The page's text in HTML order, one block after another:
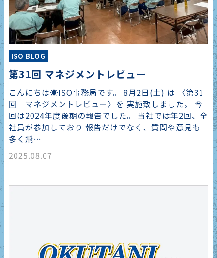
ISO BLOG
第31回 マネジメントレビュー
こんにちは☀️ISO事務局です。 8月2日(土) は 〈第31
回 マネジメントレビュー〉を 実施致しました。 今
回は2024年度後期の報告でした。 当社では年2回、全
社員が参加しており 報告だけでなく、質問や意見も
多く飛…
2025.08.07